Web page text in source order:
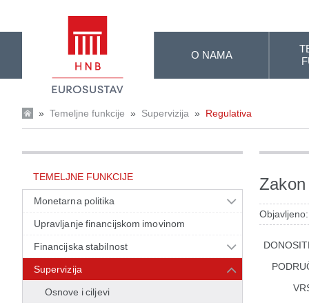
O NAMA
» Temeljne funkcije » Supervizija » Regulativa
TEMELJNE FUNKCIJE
Monetarna politika
Upravljanje financijskom imovinom
Financijska stabilnost
Supervizija
Osnove i ciljevi